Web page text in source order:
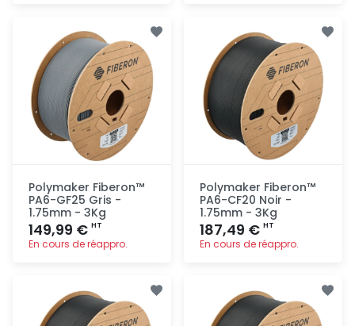
rapide
rapide
Polymaker Fiberon™
PA6-GF25 Gris -
1.75mm - 3Kg
149,99 € HT
En cours de réappro.
rapide
Polymaker Fiberon™
PA6-CF20 Noir -
1.75mm - 3Kg
187,49 € HT
En cours de réappro.
rapide